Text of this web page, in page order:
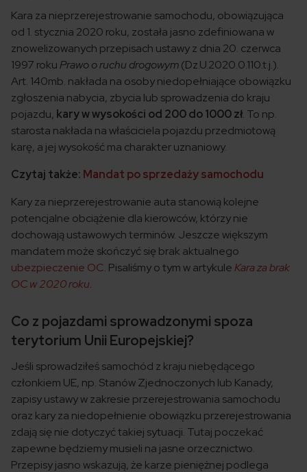
Kara za nieprzerejestrowanie samochodu, obowiązująca
od 1. stycznia 2020 roku, została jasno zdefiniowana w
znowelizowanych przepisach ustawy z dnia 20. czerwca
1997 rokuPrawo o ruchu drogowym(Dz.U.2020.0.110.t.j.).
Art. 140mb. nakłada na osoby niedopełniające obowiązku
zgłoszenia nabycia, zbycia lub sprowadzenia do kraju
pojazdu, kary w wysokości od 200 do 1000 zł. To np.
starosta nakłada na właściciela pojazdu przedmiotową
karę, a jej wysokość ma charakter uznaniowy.
Czytaj także: Mandat po sprzedaży samochodu
Kary za nieprzerejestrowanie auta stanowią kolejne
potencjalne obciążenie dla kierowców, którzy nie
dochowają ustawowych terminów. Jeszcze większym
mandatem może skończyć się brak aktualnego
ubezpieczenie OC. Pisaliśmy o tym w artykuleKara za brak
OC w 2020 roku.
Co z pojazdami sprowadzonymi spoza
terytorium Unii Europejskiej?
Jeśli sprowadziłeś samochód z kraju niebędącego
członkiem UE, np. Stanów Zjednoczonych lub Kanady,
zapisy ustawy w zakresie przerejestrowania samochodu
oraz kary za niedopełnienie obowiązku przerejestrowania
zdają się nie dotyczyć takiej sytuacji. Tutaj poczekać
zapewne będziemy musieli na jasne orzecznictwo.
Przepisy jasno wskazują, że karze pieniężnej podlega